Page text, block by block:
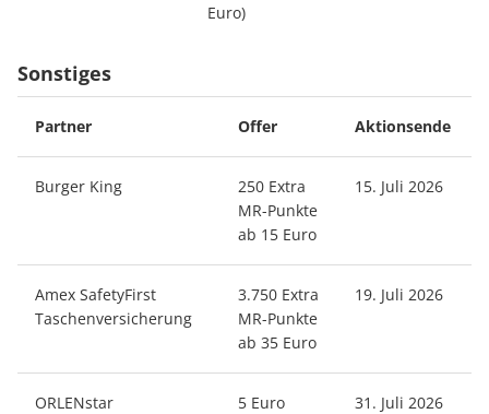
Euro)
Sonstiges
Partner Offer Aktionsende
Burger King
250 Extra
MR-Punkte
ab 15 Euro
15. Juli 2026
Amex SafetyFirst
Taschenversicherung
3.750 Extra
MR-Punkte
ab 35 Euro
19. Juli 2026
ORLENstar
5 Euro
31. Juli 2026